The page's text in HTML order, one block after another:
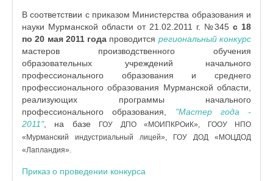
В соответствии с приказом Министерства образования и
науки Мурманской области от 21.02.2011 г. №345 с 18
по 20 мая 2011 года проводится региональный конкурс
мастеров производственного обучения
образовательных учреждений начального
профессионального образования и среднего
профессионального образования Мурманской области,
реализующих программы начального
профессионального образования, "Мастер года -
2011", на базе
ГОУ ДПО «МОИПКРОиК», ГООУ НПО
«Мурманский индустриальный лицей», ГОУ ДОД «МОЦДОД
«Лапландия».
Приказ о проведении конкурса